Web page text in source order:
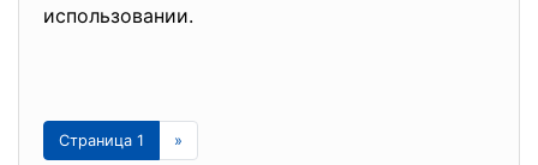
использовании.
Страница 1 »